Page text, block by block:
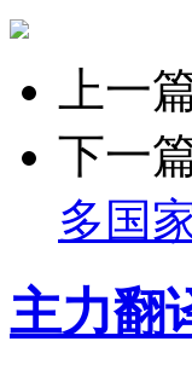
上一
下一
多国
主力翻